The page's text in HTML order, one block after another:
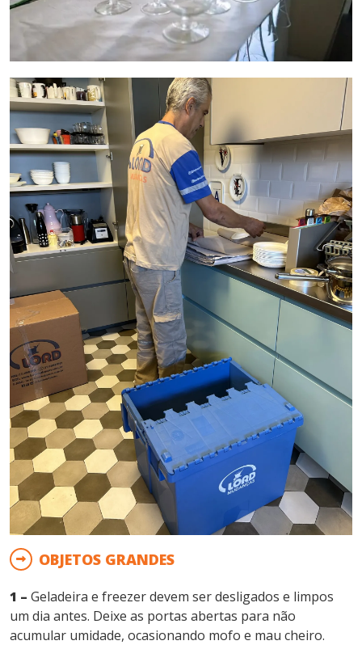
OBJETOS GRANDES
1 – Geladeira e freezer devem ser desligados e limpos
um dia antes. Deixe as portas abertas para não
acumular umidade, ocasionando mofo e mau cheiro.